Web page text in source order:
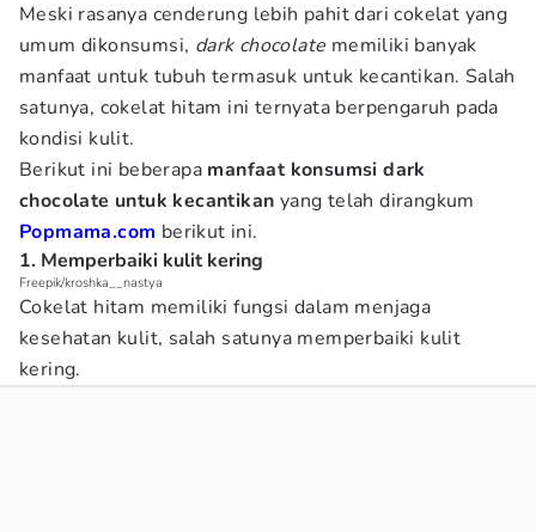
Meski rasanya cenderung lebih pahit dari cokelat yang
umum dikonsumsi, dark chocolate memiliki banyak
manfaat untuk tubuh termasuk untuk kecantikan. Salah
satunya, cokelat hitam ini ternyata berpengaruh pada
kondisi kulit.
Berikut ini beberapa manfaat konsumsi dark
chocolate untuk kecantikan yang telah dirangkum
Popmama.com berikut ini.
1. Memperbaiki kulit kering
Freepik/kroshka__nastya
Cokelat hitam memiliki fungsi dalam menjaga
kesehatan kulit, salah satunya memperbaiki kulit
kering.